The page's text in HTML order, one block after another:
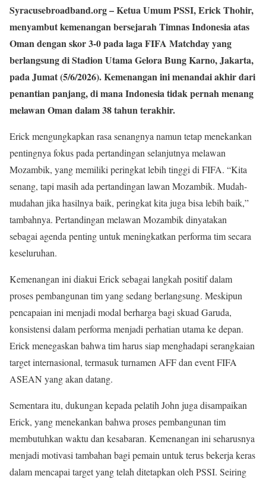
Syracusebroadband.org– Ketua Umum PSSI, Erick Thohir,
menyambut kemenangan bersejarah Timnas Indonesia atas
Oman dengan skor 3-0 pada laga FIFA Matchday yang
berlangsung di Stadion Utama Gelora Bung Karno, Jakarta,
pada Jumat (5/6/2026). Kemenangan ini menandai akhir dari
penantian panjang, di mana Indonesia tidak pernah menang
melawan Oman dalam 38 tahun terakhir.
Erick mengungkapkan rasa senangnya namun tetap menekankan
pentingnya fokus pada pertandingan selanjutnya melawan
Mozambik, yang memiliki peringkat lebih tinggi di FIFA. “Kita
senang, tapi masih ada pertandingan lawan Mozambik. Mudah-
mudahan jika hasilnya baik, peringkat kita juga bisa lebih baik,”
tambahnya. Pertandingan melawan Mozambik dinyatakan
sebagai agenda penting untuk meningkatkan performa tim secara
keseluruhan.
Kemenangan ini diakui Erick sebagai langkah positif dalam
proses pembangunan tim yang sedang berlangsung. Meskipun
pencapaian ini menjadi modal berharga bagi skuad Garuda,
konsistensi dalam performa menjadi perhatian utama ke depan.
Erick menegaskan bahwa tim harus siap menghadapi serangkaian
target internasional, termasuk turnamen AFF dan event FIFA
ASEAN yang akan datang.
Sementara itu, dukungan kepada pelatih John juga disampaikan
Erick, yang menekankan bahwa proses pembangunan tim
membutuhkan waktu dan kesabaran. Kemenangan ini seharusnya
menjadi motivasi tambahan bagi pemain untuk terus bekerja keras
dalam mencapai target yang telah ditetapkan oleh PSSI. Seiring